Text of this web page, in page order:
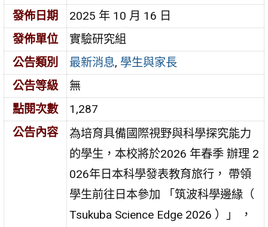
發佈日期
2025 年 10 月 16 日
發佈單位
實驗研究組
公告類別
最新消息, 學生與家長
公告等級
無
點閱次數
1,287
公告內容
為培育具備國際視野與科學探究能力
的學生，本校將於2026 年春季 辦理 2
026年日本科學發表教育旅行， 帶領
學生前往日本參加 「筑波科學邊緣（
Tsukuba Science Edge 2026 ）」 ，